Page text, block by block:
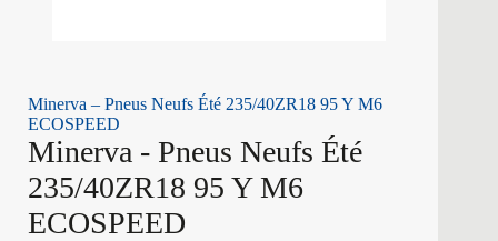
Minerva – Pneus Neufs Été 235/40ZR18 95 Y M6
ECOSPEED
Minerva - Pneus Neufs Été
235/40ZR18 95 Y M6
ECOSPEED